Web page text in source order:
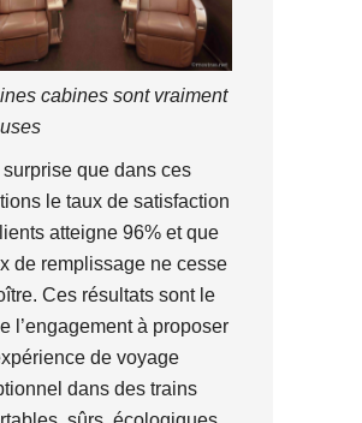
cabines sont vraiment
surprise que dans ces
le taux de satisfaction
atteigne 96% et que
de remplissage ne cesse
Ces résultats sont le
l’engagement à proposer
de voyage
dans des trains